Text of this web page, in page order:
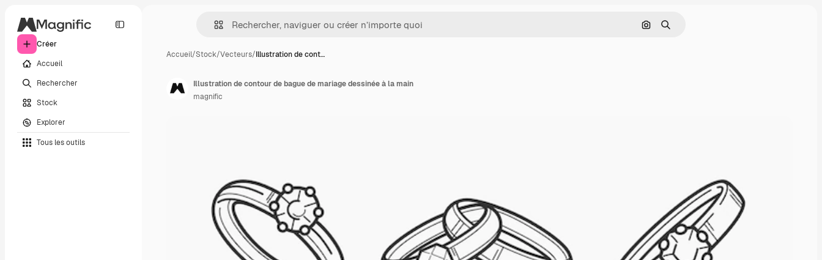
Créer
Accueil
Rechercher
Stock
Explorer
Tous les outils
Rechercher par image
Rechercher
Accueil/Stock/Vecteurs/Illustration de cont…
Illustration de contour de bague de mariage dessinée à la main
magnific